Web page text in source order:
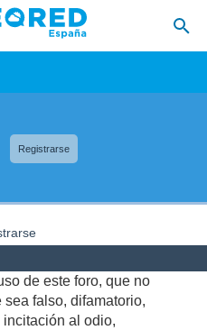
Registrarse
de este foro, que no
falso, difamatorio,
al odio,